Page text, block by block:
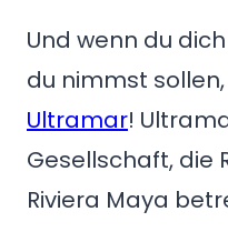
Und wenn du
du nimmst
Ultramar!
Gesellschaft, die
Riviera Maya